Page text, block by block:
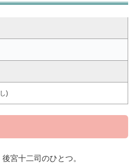
)
宮十二司のひとつ。